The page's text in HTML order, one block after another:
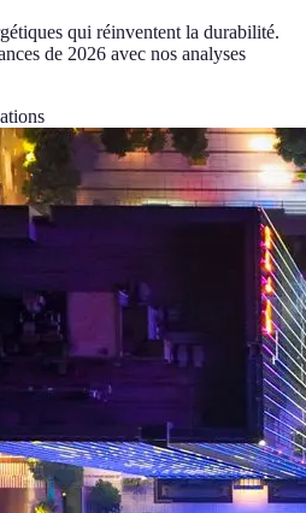
qui réinventent la durabilité.
de 2026 avec nos analyses